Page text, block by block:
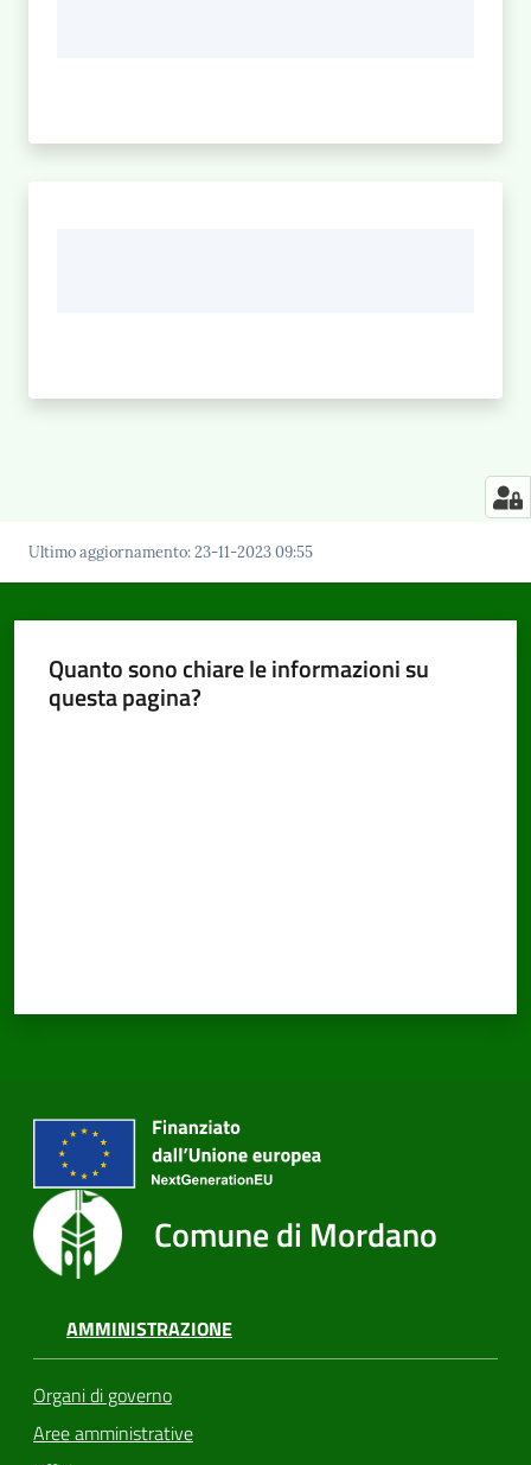
Ultimo aggiornamento:23-11-2023 09:55
Quanto sono chiare le informazioni su
questa pagina?
Comune di Mordano
AMMINISTRAZIONE
Organi di governo
Aree amministrative